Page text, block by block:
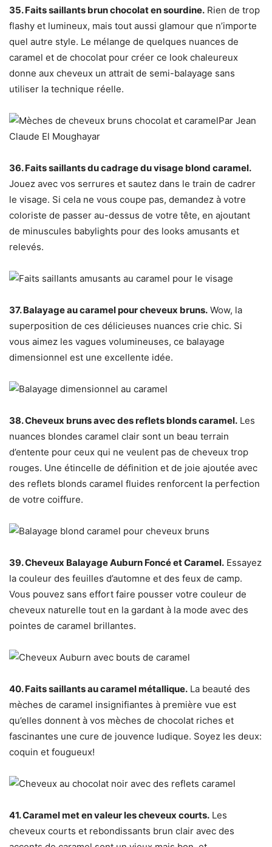
35. Faits saillants brun chocolat en sourdine. Rien de trop
flashy et lumineux, mais tout aussi glamour que n’importe
quel autre style. Le mélange de quelques nuances de
caramel et de chocolat pour créer ce look chaleureux
donne aux cheveux un attrait de semi-balayage sans
utiliser la technique réelle.
Par Jean
Claude El Moughayar
36. Faits saillants du cadrage du visage blond caramel.
Jouez avec vos serrures et sautez dans le train de cadrer
le visage. Si cela ne vous coupe pas, demandez à votre
coloriste de passer au-dessus de votre tête, en ajoutant
de minuscules babylights pour des looks amusants et
relevés.
37. Balayage au caramel pour cheveux bruns. Wow, la
superposition de ces délicieuses nuances crie chic. Si
vous aimez les vagues volumineuses, ce balayage
dimensionnel est une excellente idée.
38. Cheveux bruns avec des reflets blonds caramel. Les
nuances blondes caramel clair sont un beau terrain
d’entente pour ceux qui ne veulent pas de cheveux trop
rouges. Une étincelle de définition et de joie ajoutée avec
des reflets blonds caramel fluides renforcent la perfection
de votre coiffure.
39. Cheveux Balayage Auburn Foncé et Caramel. Essayez
la couleur des feuilles d’automne et des feux de camp.
Vous pouvez sans effort faire pousser votre couleur de
cheveux naturelle tout en la gardant à la mode avec des
pointes de caramel brillantes.
40. Faits saillants au caramel métallique. La beauté des
mèches de caramel insignifiantes à première vue est
qu’elles donnent à vos mèches de chocolat riches et
fascinantes une cure de jouvence ludique. Soyez les deux:
coquin et fougueux!
41. Caramel met en valeur les cheveux courts. Les
cheveux courts et rebondissants brun clair avec des